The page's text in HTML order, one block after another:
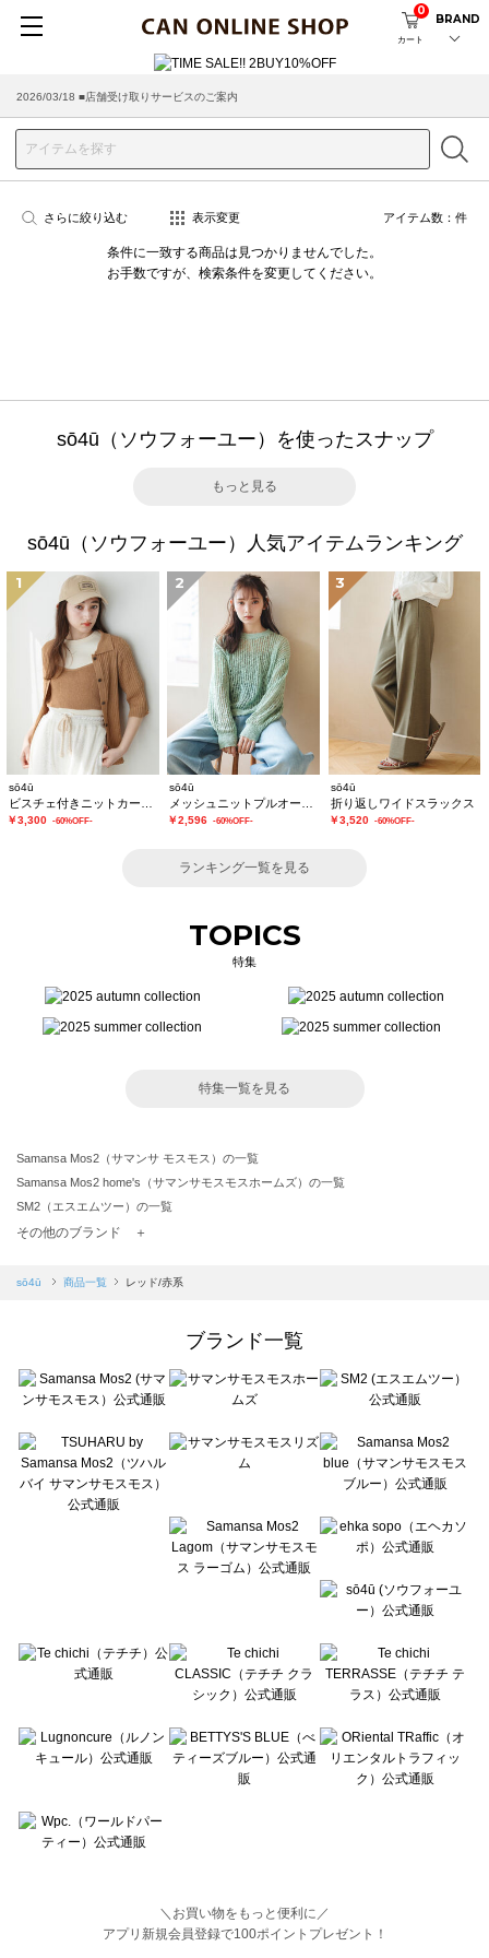
カート
0
BRAND
2026/03/18 ■店舗受け取りサービスのご案内
さらに絞り込む 表示変更 アイテム数： 件
条件に一致する商品は見つかりませんでした。
お手数ですが、検索条件を変更してください。
sō4ū（ソウフォーユー）を使ったスナップ
もっと見る
sō4ū（ソウフォーユー）人気アイテムランキング
1
sō4ū
￥3,300 -60%OFF-
2
sō4ū
￥2,596 -60%OFF-
3
sō4ū
折り返しワイドスラックス
￥3,520 -60%OFF-
ランキング一覧を見る
TOPICS
特集
特集一覧を見る
Samansa Mos2（サマンサ モスモス）の一覧
Samansa Mos2 home's（サマンサモスモスホームズ）の一覧
SM2（エスエムツー）の一覧
TSUHARU by Samansa Mos2（ツハルバイサマンサモスモス）の一覧
Samansa Mos2 blue（サマンサモスモス ブルー）の一覧
Te chichi（テチチ）の一覧
Te chichi CLASSIC（テチチ クラシック）の一覧
Lugnoncure（ルノンキュール）の一覧
BETTY'S BLUE（べティーズブルー）の一覧
Wpc.（ワールドパーティー）の一覧
その他のブランド ＋
sō4ū 商品一覧 レッド/赤系
ブランド一覧
＼お買い物をもっと便利に／
アプリ新規会員登録で100ポイントプレゼント！